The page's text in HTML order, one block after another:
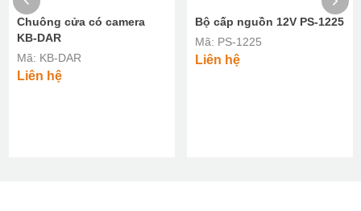
Chuông cửa có camera
KB-DAR
Mã: KB-DAR
Liên hệ
Bộ cấp nguồn 12V PS-1225
Mã: PS-1225
Liên hệ